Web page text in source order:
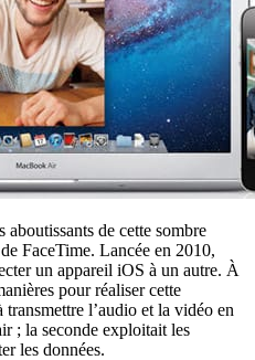
aboutissants de cette sombre
FaceTime. Lancée en 2010,
un appareil iOS à un autre. À
pour réaliser cette
l’audio et la vidéo en
; la seconde exploitait les
les données.